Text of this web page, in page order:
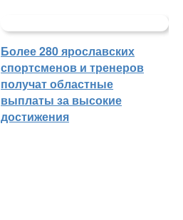
Более 280 ярославских
спортсменов и тренеров
получат областные
выплаты за высокие
достижения